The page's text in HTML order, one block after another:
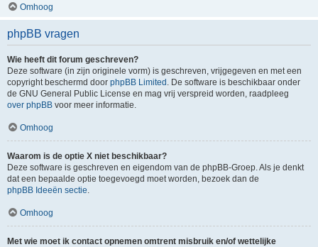
Omhoog
phpBB vragen
Wie heeft dit forum geschreven?
Deze software (in zijn originele vorm) is geschreven, vrijgegeven en met een
copyright beschermd door phpBB Limited . De software is beschikbaar onder
de GNU General Public License en mag vrij verspreid worden, raadpleeg
over phpBB voor meer informatie.
Omhoog
Waarom is de optie X niet beschikbaar?
Deze software is geschreven en eigendom van de phpBB-Groep. Als je denkt
dat een bepaalde optie toegevoegd moet worden, bezoek dan de
phpBB Ideeën sectie.
Omhoog
Met wie moet ik contact opnemen omtrent misbruik en/of wettelijke